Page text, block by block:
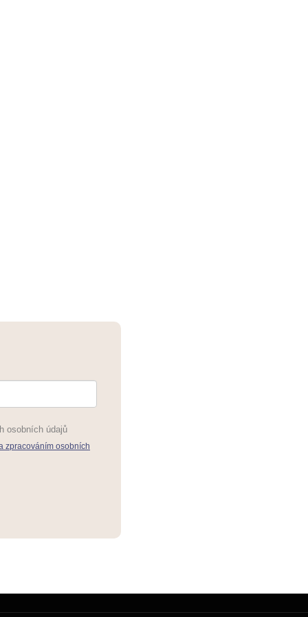
osobních údajů
zpracováním osobních